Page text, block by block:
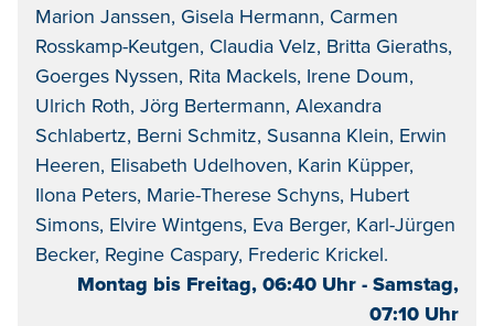
Marion Janssen, Gisela Hermann, Carmen
Rosskamp-Keutgen, Claudia Velz, Britta Gieraths,
Goerges Nyssen, Rita Mackels, Irene Doum,
Ulrich Roth, Jörg Bertermann, Alexandra
Schlabertz, Berni Schmitz, Susanna Klein, Erwin
Heeren, Elisabeth Udelhoven, Karin Küpper,
Ilona Peters, Marie-Therese Schyns, Hubert
Simons, Elvire Wintgens, Eva Berger, Karl-Jürgen
Becker, Regine Caspary, Frederic Krickel.
Montag bis Freitag, 06:40 Uhr - Samstag,
07:10 Uhr